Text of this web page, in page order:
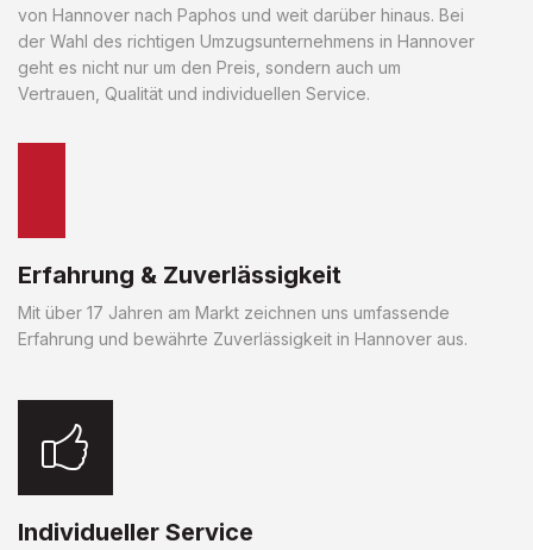
von Hannover nach Paphos und weit darüber hinaus. Bei
der Wahl des richtigen Umzugsunternehmens in Hannover
geht es nicht nur um den Preis, sondern auch um
Vertrauen, Qualität und individuellen Service.
Erfahrung & Zuverlässigkeit
Mit über 17 Jahren am Markt zeichnen uns umfassende
Erfahrung und bewährte Zuverlässigkeit in Hannover aus.
Individueller Service